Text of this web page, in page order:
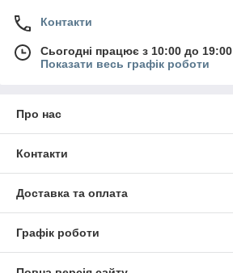
Контакти
Сьогодні працює з 10:00 до 19:00
Показати весь графік роботи
Про нас
Контакти
Доставка та оплата
Графік роботи